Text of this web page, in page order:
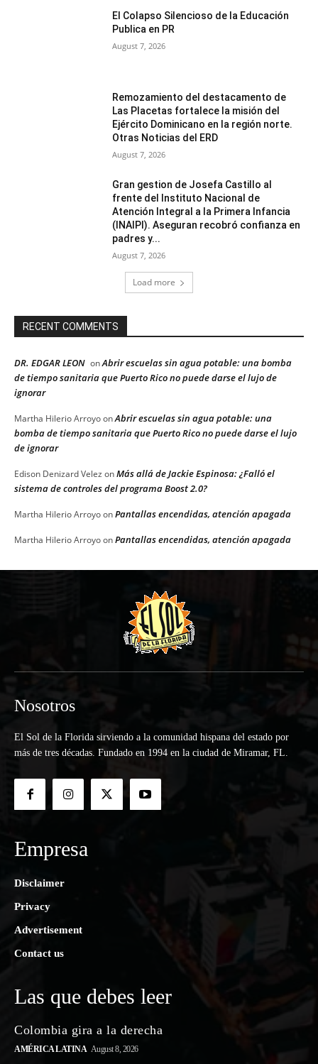
El Colapso Silencioso de la Educación
Publica en PR
August 7, 2026
Remozamiento del destacamento de
Las Placetas fortalece la misión del
Ejército Dominicano en la región norte.
Otras Noticias del ERD
August 7, 2026
Gran gestion de Josefa Castillo al
frente del Instituto Nacional de
Atención Integral a la Primera Infancia
(INAIPI). Aseguran recobró confianza en
padres y...
August 7, 2026
Load more
RECENT COMMENTS
DR. EDGAR LEON onAbrir escuelas sin agua potable: una bomba
de tiempo sanitaria que Puerto Rico no puede darse el lujo de
ignorar
Martha Hilerio ArroyoonAbrir escuelas sin agua potable: una
bomba de tiempo sanitaria que Puerto Rico no puede darse el lujo
de ignorar
Edison Denizard Velez onMás allá de Jackie Espinosa: ¿Falló el
sistema de controles del programa Boost 2.0?
Martha Hilerio ArroyoonPantallas encendidas, atención apagada
Martha Hilerio ArroyoonPantallas encendidas, atención apagada
Nosotros
El Sol de la Florida sirviendo a la comunidad hispana del estado por
más de tres décadas. Fundado en 1994 en la ciudad de Miramar, FL.
Empresa
Disclaimer
Privacy
Advertisement
Contact us
Las que debes leer
Colombia gira a la derecha
AMÉRICA LATINA August 8, 2026